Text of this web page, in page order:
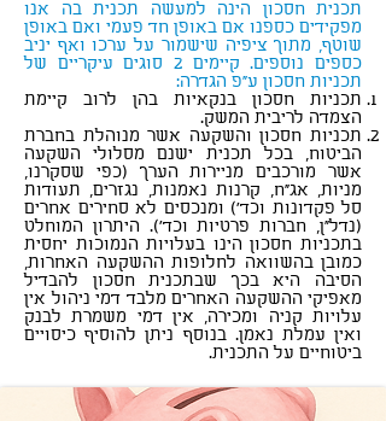
תכנית חסכון הינה למעשה תכנית בה אנו
מפקידים כספנו אם באופן חד פעמי ואם באופן
שוטף, מתוך ציפיה שישמור על ערכו ואף יניב
כספים נוספים. קיימים 2 סוגים עיקריים של
תכניות חסכון ע"פ הגדרה:
תכניות חסכון בנקאיות בהן לרוב קיימת
הצמדה לריבית המשק.
תכניות חסכון והשקעה אשר מנוהלת בחברת
הביטוח, בכל תכנית ישנם מסלולי השקעה
אשר מורכבים מניירות הערך (כפי שסקרנו,
מניות, אג"ח, קרנות נאמנות, נגזרים, תעודות
סל פקדונות וכד') ומנכסים לא סחירים אחרים
(נדל"ן, חברות פרטיות וכד'). היתרון המוחלט
בתכניות חסכון הינו בעלויות הנמוכות יחסית
כמובן בהשוואה לחלופות ההשקעה האחרות,
הסיבה היא בכך שבתכנית חסכון להבדיל
מאפיקי ההשקעה האחרים מלבד דמי ניהול אין
עלויות קניה ומכירה, אין דמי משמרת לבנק
ואין עמלת נאמן. בנוסף ניתן להוסיף כיסויים
ביטוחיים על התכנית.